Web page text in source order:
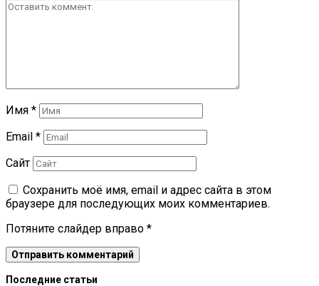
Имя *
Email *
Сайт
Сохранить моё имя, email и адрес сайта в этом
браузере для последующих моих комментариев.
Потяните слайдер вправо *
Последние статьи